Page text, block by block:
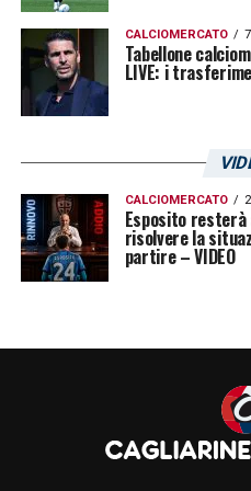
CALCIOMERCATO
Tabellone
LIVE: i
CALCIOMERCATO
Esposito resterà
risolvere la
partire – VIDEO